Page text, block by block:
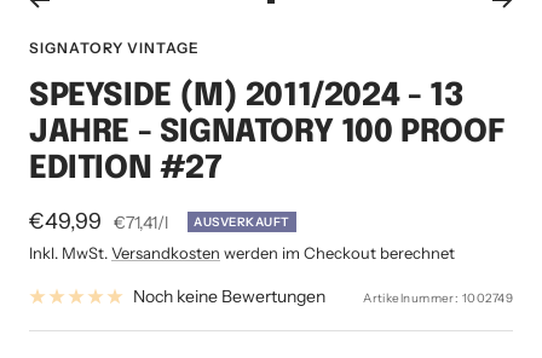
gehen
SIGNATORY VINTAGE
SPEYSIDE (M) 2011/2024 - 13
JAHRE - SIGNATORY 100 PROOF
EDITION #27
Angebotspreis
€49,99 €71,41/l AUSVERKAUFT
Inkl. MwSt.Versandkosten werden im Checkout berechnet
Noch keine Bewertungen Artikelnummer: 1002749